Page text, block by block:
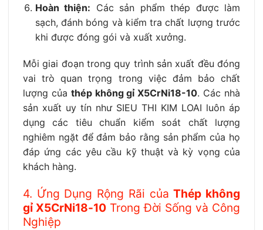
Hoàn thiện: Các sản phẩm thép được làm
sạch, đánh bóng và kiểm tra chất lượng trước
khi được đóng gói và xuất xưởng.
Mỗi giai đoạn trong quy trình sản xuất đều đóng
vai trò quan trọng trong việc đảm bảo chất
lượng của thép không gỉ X5CrNi18-10. Các nhà
sản xuất uy tín như SIEU THI KIM LOAI luôn áp
dụng các tiêu chuẩn kiểm soát chất lượng
nghiêm ngặt để đảm bảo rằng sản phẩm của họ
đáp ứng các yêu cầu kỹ thuật và kỳ vọng của
khách hàng.
4. Ứng Dụng Rộng Rãi củaThép không
gỉ X5CrNi18-10 Trong Đời Sống và Công
Nghiệp